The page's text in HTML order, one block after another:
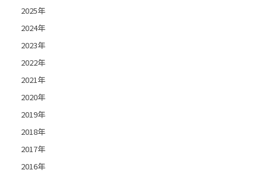
2025年
2024年
2023年
2022年
2021年
2020年
2019年
2018年
2017年
2016年